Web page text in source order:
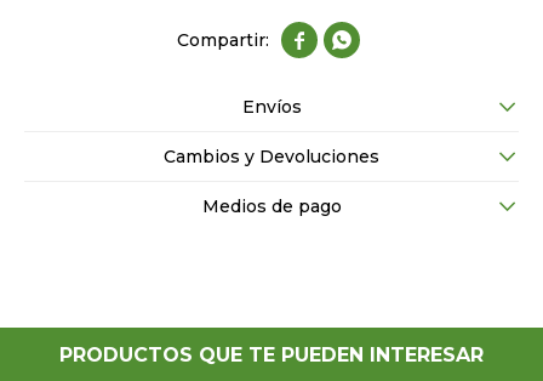
 
Envíos
Cambios y Devoluciones
Medios de pago
PRODUCTOS QUE TE PUEDEN INTERESAR